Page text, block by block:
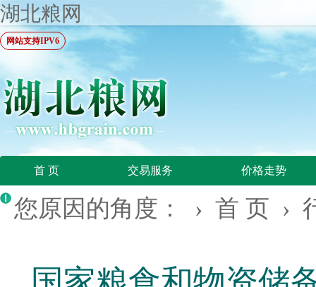
湖北粮网
网站支持IPV6
首 页 交易服务 价格走势
您原因的角度： › 首 页 ›